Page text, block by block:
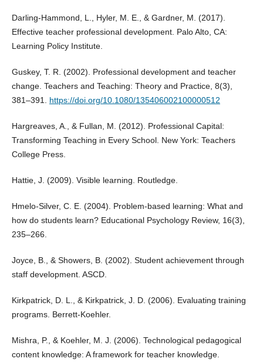
Darling-Hammond, L., Hyler, M. E., & Gardner, M. (2017).
Effective teacher professional development. Palo Alto, CA:
Learning Policy Institute.
Guskey, T. R. (2002). Professional development and teacher
change. Teachers and Teaching: Theory and Practice, 8(3),
381–391. https://doi.org/10.1080/135406002100000512
Hargreaves, A., & Fullan, M. (2012). Professional Capital:
Transforming Teaching in Every School. New York: Teachers
College Press.
Hattie, J. (2009). Visible learning. Routledge.
Hmelo-Silver, C. E. (2004). Problem-based learning: What and
how do students learn? Educational Psychology Review, 16(3),
235–266.
Joyce, B., & Showers, B. (2002). Student achievement through
staff development. ASCD.
Kirkpatrick, D. L., & Kirkpatrick, J. D. (2006). Evaluating training
programs. Berrett-Koehler.
Mishra, P., & Koehler, M. J. (2006). Technological pedagogical
content knowledge: A framework for teacher knowledge.